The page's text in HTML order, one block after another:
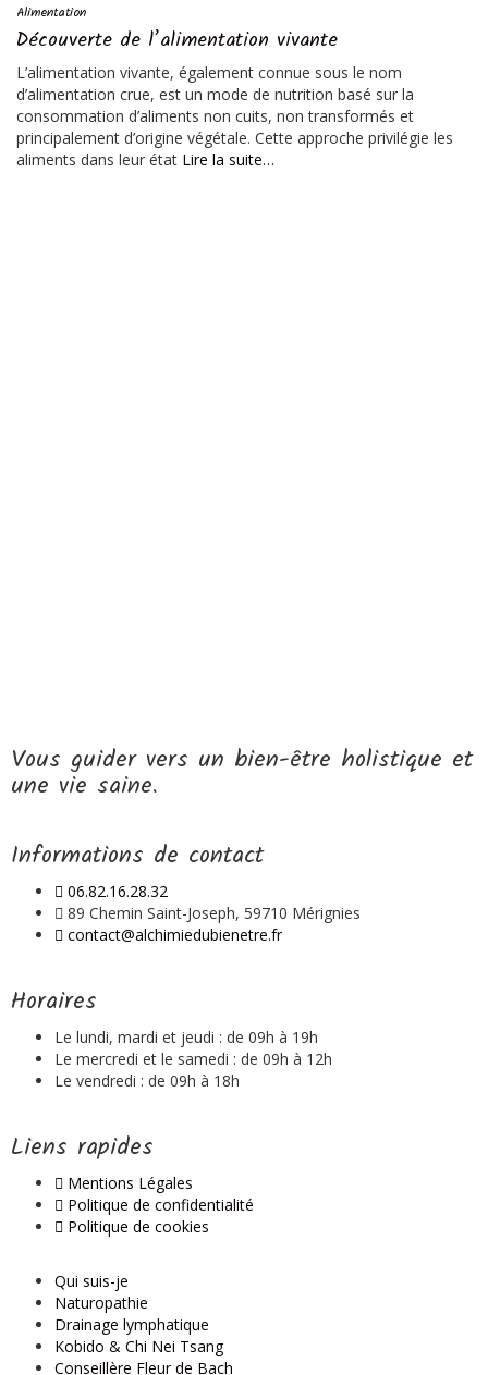
Alimentation
Découverte de l’alimentation vivante
L’alimentation vivante, également connue sous le nom
d’alimentation crue, est un mode de nutrition basé sur la
consommation d’aliments non cuits, non transformés et
principalement d’origine végétale. Cette approche privilégie les
aliments dans leur état Lire la suite…
Vous guider vers un bien-être holistique et
une vie saine.
Informations de contact
06.82.16.28.32
89 Chemin Saint-Joseph, 59710 Mérignies
contact@alchimiedubienetre.fr
Horaires
Le lundi, mardi et jeudi : de 09h à 19h
Le mercredi et le samedi : de 09h à 12h
Le vendredi : de 09h à 18h
Liens rapides
Mentions Légales
Politique de confidentialité
Politique de cookies
Qui suis-je
Naturopathie
Drainage lymphatique
Kobido & Chi Nei Tsang
Conseillère Fleur de Bach